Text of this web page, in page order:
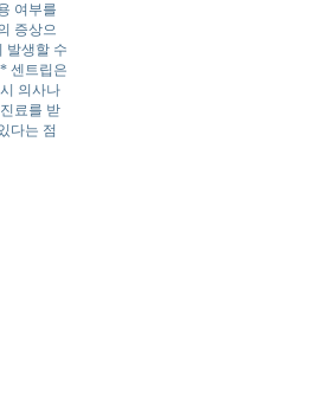
여부를
증상으
발생할 수
센트립은
의사나
료를 받
다는 점